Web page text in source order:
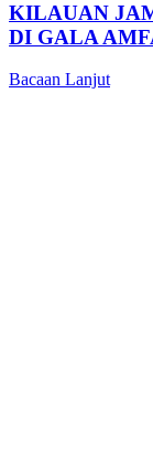
KILAUAN
DI GALA
Bacaan Lanjut